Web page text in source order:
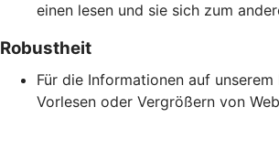
einen lesen und sie sich zum
Robustheit
Für die Informationen auf
Vorlesen oder Vergrößern von